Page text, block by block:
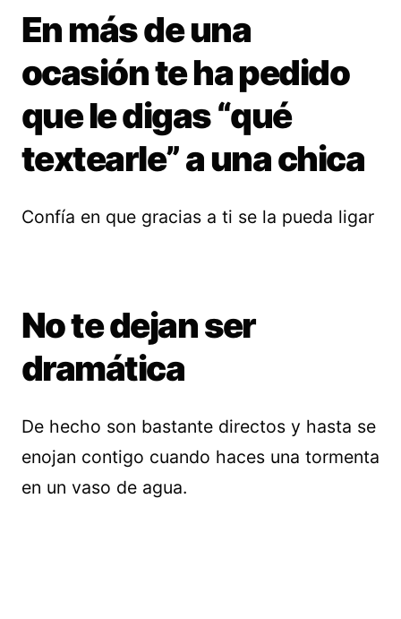
En más de una
ocasión te ha pedido
que le digas “qué
textearle” a una chica
Confía en que gracias a ti se la pueda ligar
No te dejan ser
dramática
De hecho son bastante directos y hasta se
enojan contigo cuando haces una tormenta
en un vaso de agua.